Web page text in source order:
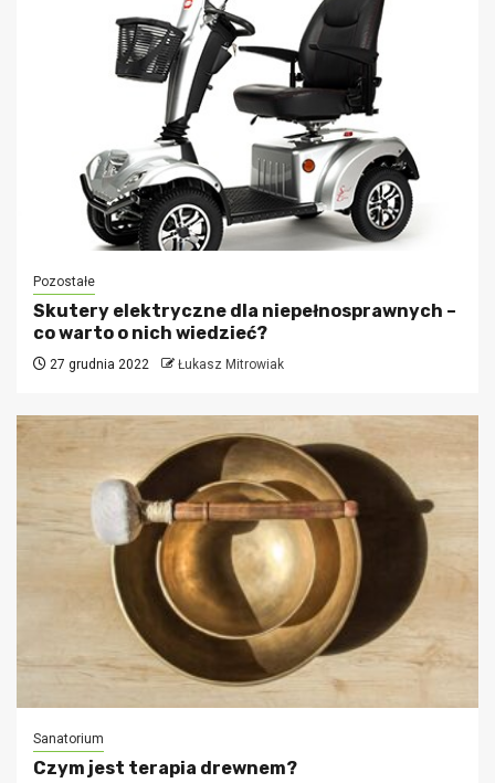
Pozostałe
Skutery elektryczne dla niepełnosprawnych –
co warto o nich wiedzieć?
27 grudnia 2022 Łukasz Mitrowiak
Sanatorium
Czym jest terapia drewnem?